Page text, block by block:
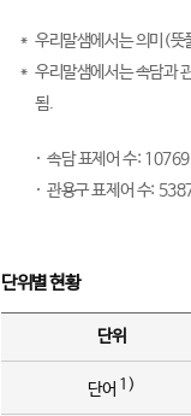
우리말샘에서는 의미(뜻
우리말샘에서는 속담과
됨.
속담 표제어 수: 10769
관용구 표제어 수:
단위별 현황
단위
단어 1)